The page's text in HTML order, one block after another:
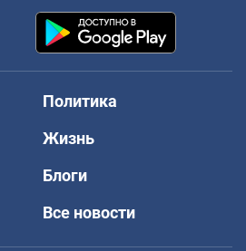
Политика
Жизнь
Блоги
Все новости